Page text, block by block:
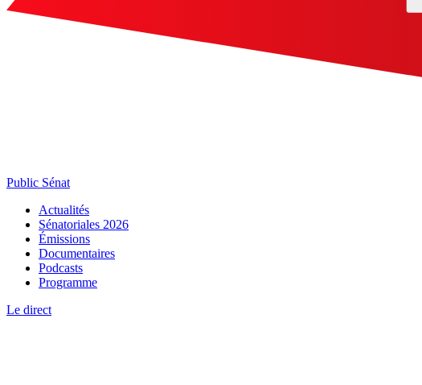
Public Sénat
Actualités
Sénatoriales 2026
Émissions
Documentaires
Podcasts
Programme
Le direct